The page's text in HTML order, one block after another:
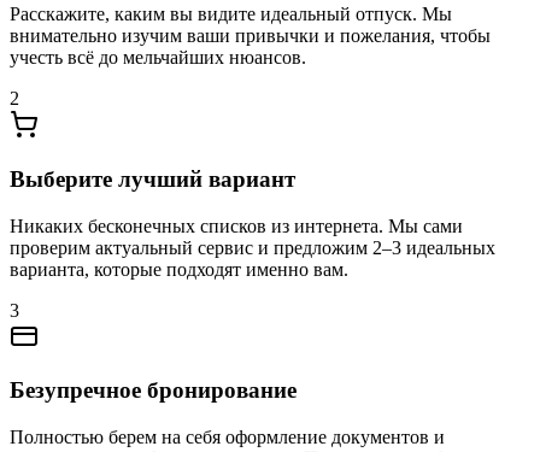
Расскажите, каким вы видите идеальный отпуск. Мы
внимательно изучим ваши привычки и пожелания, чтобы
учесть всё до мельчайших нюансов.
2
Выберите лучший вариант
Никаких бесконечных списков из интернета. Мы сами
проверим актуальный сервис и предложим 2–3 идеальных
варианта, которые подходят именно вам.
3
Безупречное бронирование
Полностью берем на себя оформление документов и